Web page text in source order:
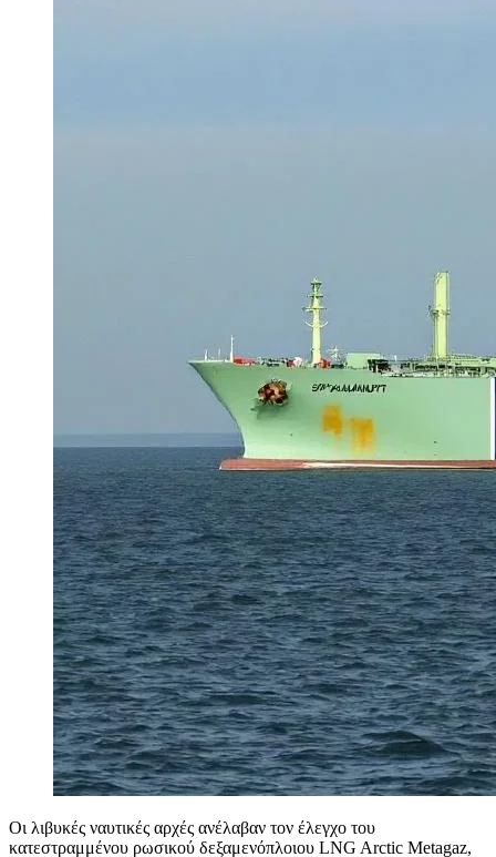
Οι λιβυκές ναυτικές αρχές ανέλαβαν τον έλεγχο του
κατεστραμμένου ρωσικού δεξαμενόπλοιου LNG Arctic Metagaz,